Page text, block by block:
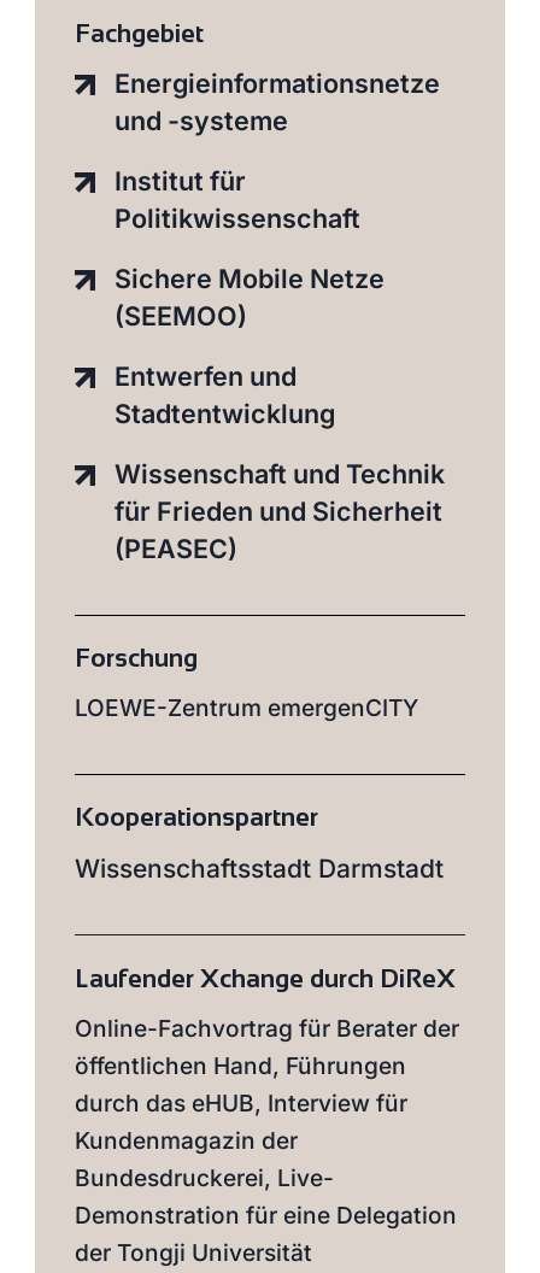
Fachgebiet
Energieinformationsnetze
und -systeme
Institut für
Politikwissenschaft
Sichere Mobile Netze
(SEEMOO)
Entwerfen und
Stadtentwicklung
Wissenschaft und Technik
für Frieden und Sicherheit
(PEASEC)
Forschung
LOEWE-Zentrum emergenCITY
Kooperations­partner
Wissenschaftsstadt Darmstadt
Laufender Xchange durch DiReX
Online-Fachvortrag für Berater der
öffentlichen Hand, Führungen
durch das eHUB, Interview für
Kundenmagazin der
Bundesdruckerei, Live-
Demonstration für eine Delegation
der Tongji Universität